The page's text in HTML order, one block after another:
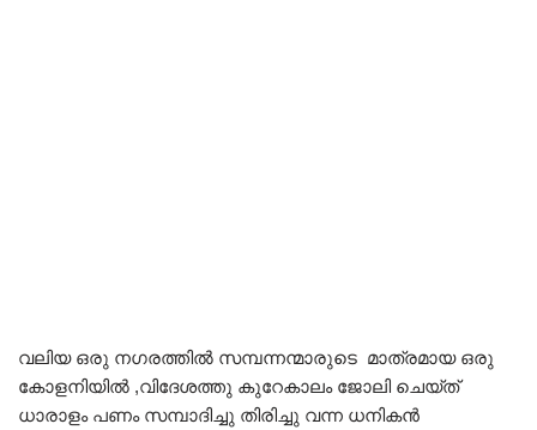
വലിയ ഒരു നഗരത്തിൽ സമ്പന്നന്മാരുടെ മാത്രമായ ഒരു
കോളനിയിൽ ,വിദേശത്തു കുറേകാലം ജോലി ചെയ്ത്
ധാരാളം പണം സമ്പാദിച്ചു തിരിച്ചു വന്ന ധനികൻ